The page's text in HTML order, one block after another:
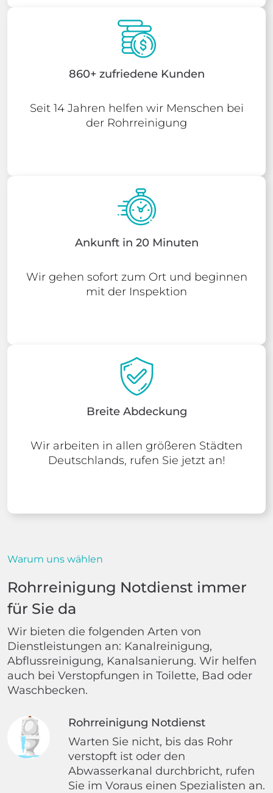
860+ zufriedene Kunden
Seit 14 Jahren helfen wir Menschen bei
der Rohrreinigung
Ankunft in 20 Minuten
Wir gehen sofort zum Ort und beginnen
mit der Inspektion
Breite Abdeckung
Wir arbeiten in allen größeren Städten
Deutschlands, rufen Sie jetzt an!
Warum uns wählen
Rohrreinigung Notdienst immer
für Sie da
Wir bieten die folgenden Arten von
Dienstleistungen an: Kanalreinigung,
Abflussreinigung, Kanalsanierung. Wir helfen
auch bei Verstopfungen in Toilette, Bad oder
Waschbecken.
Rohrreinigung Notdienst
Warten Sie nicht, bis das Rohr
verstopft ist oder den
Abwasserkanal durchbricht, rufen
Sie im Voraus einen Spezialisten an.